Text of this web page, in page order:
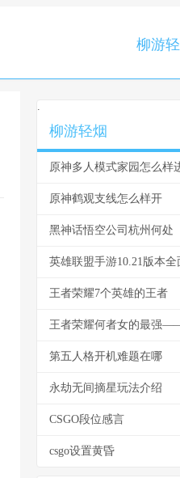
柳游
.
柳游轻烟
原神多人模式家园怎么样
原神鹤观支线怎么样开
黑神话悟空公司杭州何处
英雄联盟手游10.21版本
王者荣耀7个英雄的王者
王者荣耀何者女的最强
第五人格开机难题在哪
永劫无间摘星玩法介绍
CSGO段位感言
csgo设置黄昏